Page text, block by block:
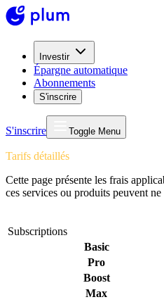
Investir
Épargne automatique
Abonnements
S'inscrire
S'inscrire Toggle Menu
Tarifs détaillés
Cette page présente les frais
ces services ou produits peuvent
Subscriptions
Basic
Pro
Boost
Max